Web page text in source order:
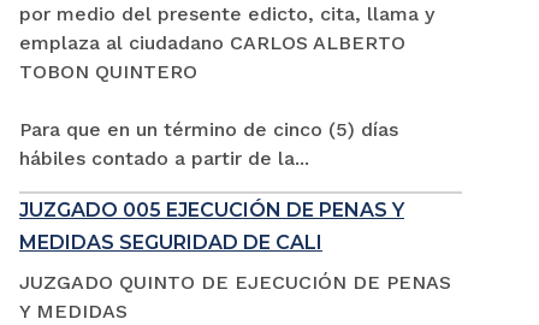
por medio del presente edicto, cita, llama y
emplaza al ciudadano CARLOS ALBERTO
TOBON QUINTERO
Para que en un término de cinco (5) días
hábiles contado a partir de la...
JUZGADO 005 EJECUCIÓN DE PENAS Y
MEDIDAS SEGURIDAD DE CALI
JUZGADO QUINTO DE EJECUCIÓN DE PENAS
Y MEDIDAS